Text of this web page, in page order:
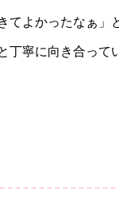
よかったなぁ」
丁寧に向き合って